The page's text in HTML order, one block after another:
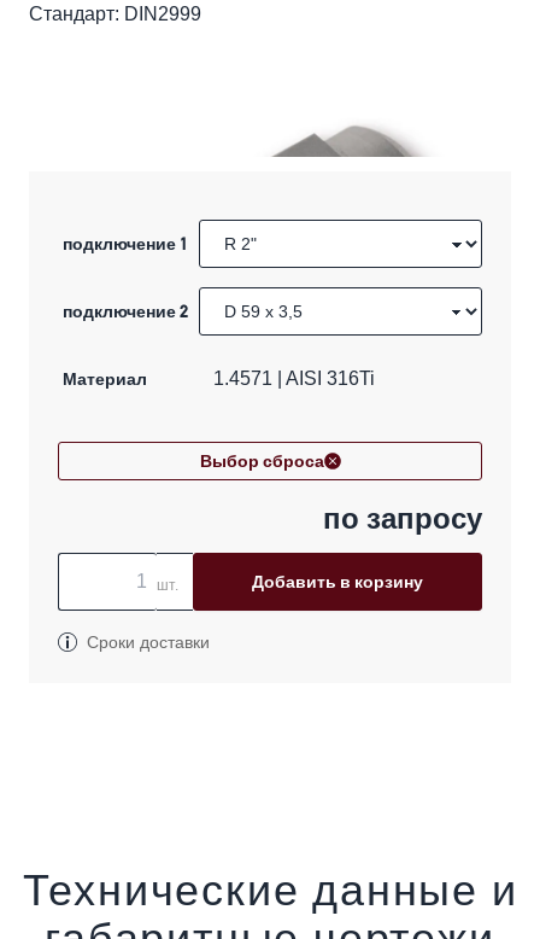
Стандарт: DIN2999
подключение 1
подключение 2
Материал 1.4571 | AISI 316Ti
Выбор сброса
по запросу
шт. Добавить в корзину
Сроки доставки
Технические данные и